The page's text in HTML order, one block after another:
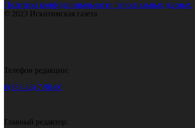
Политика конфиденциальности персональных данных
© 2023 Искитимская газета
Телефон редакции:
8(383-43) 7-90-60
Главный редактор: